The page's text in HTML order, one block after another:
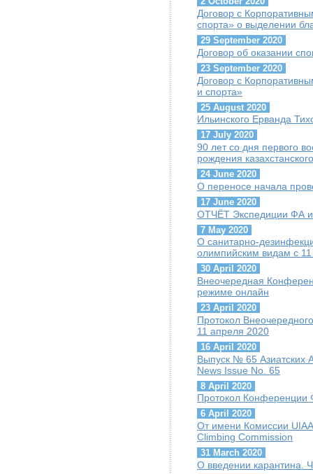
Договор с
спорта» о выделении
29 September 2020
Договор об оказании
23 September 2020
Договор с
и спорта»
25 August 2020
Ильинского Ерванда
17 July 2020
90 лет со дня первого
рождения
24 June 2020
О переносе начала
17 June 2020
ОТЧЁТ Экспедиции ФА и
7 May 2020
О санитарно-
олимпийским видам с
30 April 2020
Внеочередная
режиме онлайн
23 April 2020
Протокол
11 апреля 2020
16 April 2020
Выпуск № 65 Азиатских
News Issue No. 65
8 April 2020
Протокол
6 April 2020
От имени Комиссии
Climbing Commission
31 March 2020
О введении карантина.